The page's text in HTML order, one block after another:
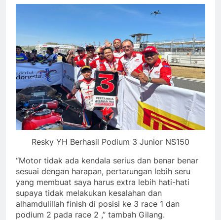
Resky YH Berhasil Podium 3 Junior NS150
“Motor tidak ada kendala serius dan benar benar
sesuai dengan harapan, pertarungan lebih seru
yang membuat saya harus extra lebih hati-hati
supaya tidak melakukan kesalahan dan
alhamdulillah finish di posisi ke 3 race 1 dan
podium 2 pada race 2 ,” tambah Gilang.